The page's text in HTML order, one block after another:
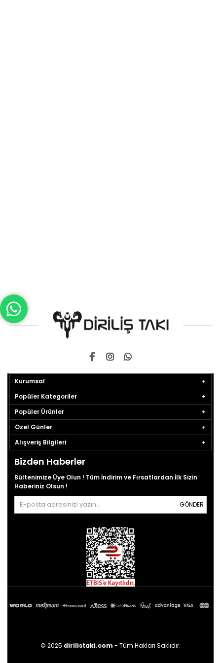
Kurumsal
Popüler Kategoriler
Popüler Ürünler
Özel Günler
Alışveriş Bilgileri
Bizden Haberler
Bültenimize Üye Olun ! Tüm İndirim ve Fırsatlardan İlk Sizin
Haberiniz Olsun !
GÖNDER
© 2025 dirilistaki.com - Tüm Hakları Saklıdır.